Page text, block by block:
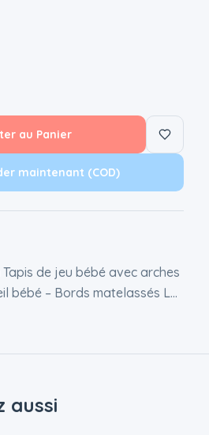
au Panier
maintenant (COD)
de jeu bébé avec arches
bébé – Bords matelassés Le
arches de Nattou allie
et moelleux ainsi que le bord
jouer en toute sécurité. Les
équipées de personnages et
aussi